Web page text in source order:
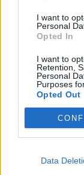
I want to
Personal
Opted In
I want to
Retention,
Personal
Purposes
Opted Out
Data